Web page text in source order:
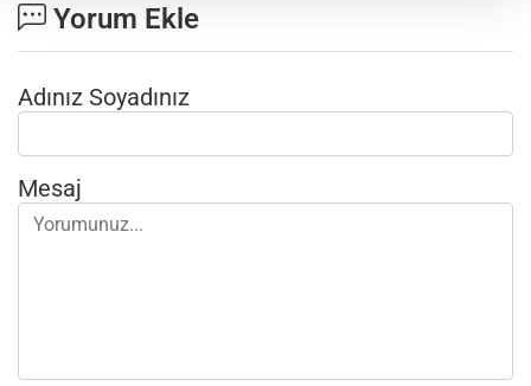
Yorum Ekle
Adınız Soyadınız
Mesaj